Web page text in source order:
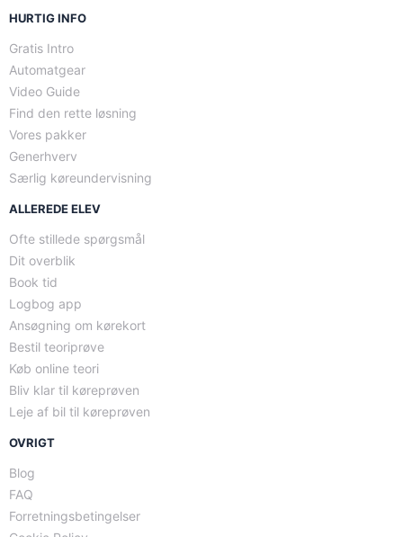
HURTIG INFO
Gratis Intro
Automatgear
Video Guide
Find den rette løsning
Vores pakker
Generhverv
Særlig køreundervisning
ALLEREDE ELEV
Ofte stillede spørgsmål
Dit overblik
Book tid
Logbog app
Ansøgning om kørekort
Bestil teoriprøve
Køb online teori
Bliv klar til køreprøven
Leje af bil til køreprøven
OVRIGT
Blog
FAQ
Forretningsbetingelser